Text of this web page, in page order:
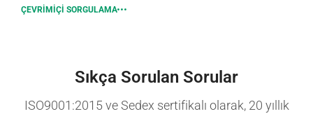
ÇEVRIMIÇI SORGULAMA
Sıkça Sorulan Sorular
ISO9001:2015 ve Sedex sertifikalı olarak, 20 yıllık